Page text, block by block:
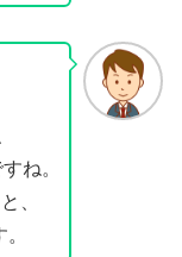
ね。
、